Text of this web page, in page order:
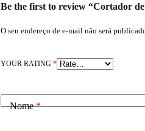
Be the first to review “Cortador
O seu endereço de e-mail não será
YOUR RATING*
Nome*